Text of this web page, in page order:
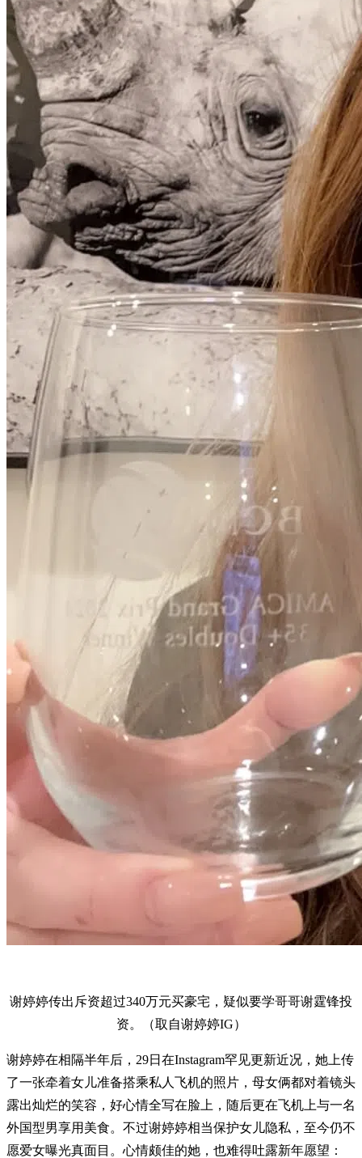
谢婷婷传出斥资超过340万元买豪宅，疑似要学哥哥谢霆锋投
资。（取自谢婷婷IG）
谢婷婷在相隔半年后，29日在Instagram罕见更新近况，她上传
了一张牵着女儿准备搭乘私人飞机的照片，母女俩都对着镜头
露出灿烂的笑容，好心情全写在脸上，随后更在飞机上与一名
外国型男享用美食。不过谢婷婷相当保护女儿隐私，至今仍不
愿爱女曝光真面目。心情颇佳的她，也难得吐露新年愿望：